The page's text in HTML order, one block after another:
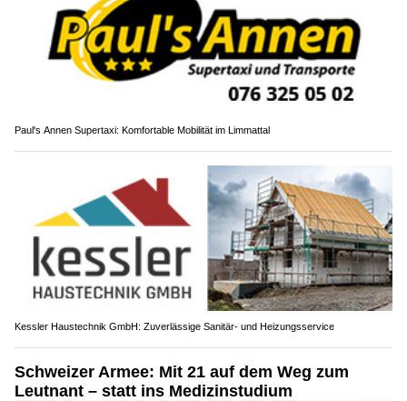
Paul's Annen Supertaxi: Komfortable Mobilität im Limmattal
Kessler Haustechnik GmbH: Zuverlässige Sanitär- und Heizungsservice
Schweizer Armee: Mit 21 auf dem Weg zum
Leutnant – statt ins Medizinstudium